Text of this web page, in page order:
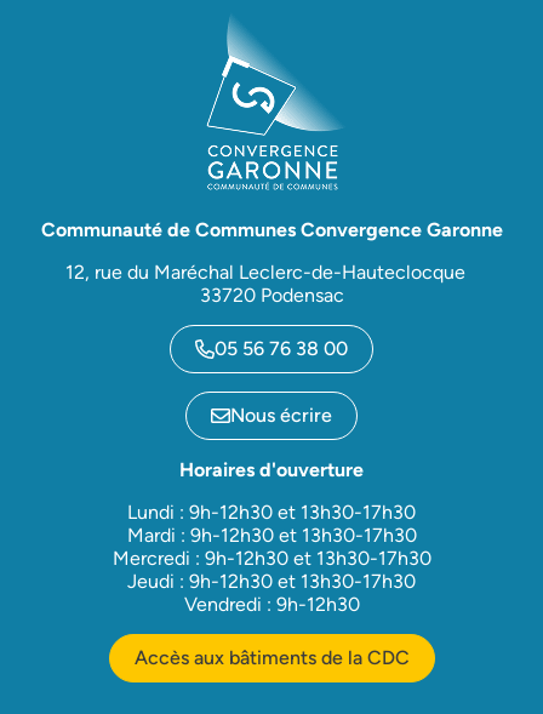
Communauté de Communes Convergence Garonne
12, rue du Maréchal Leclerc-de-Hauteclocque
33720 Podensac
05 56 76 38 00
Nous écrire
Horaires d'ouverture
Lundi : 9h-12h30 et 13h30-17h30
Mardi : 9h-12h30 et 13h30-17h30
Mercredi : 9h-12h30 et 13h30-17h30
Jeudi : 9h-12h30 et 13h30-17h30
Vendredi : 9h-12h30
Accès aux bâtiments de la CDC